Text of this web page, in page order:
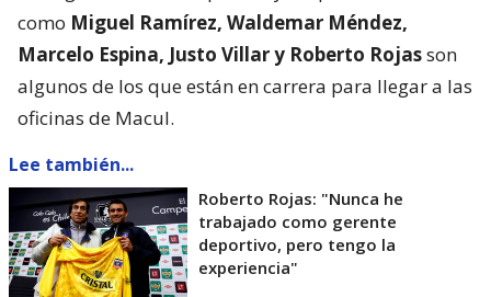
como Miguel Ramírez, Waldemar Méndez,
Marcelo Espina, Justo Villar y Roberto Rojasson
algunos de los que están en carrera para llegar a las
oficinas de Macul.
Lee también...
Roberto Rojas: "Nunca he
trabajado como gerente
deportivo, pero tengo la
experiencia"